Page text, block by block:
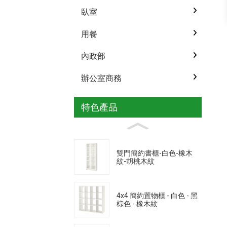
臥室
用餐
內政部
辦公室商務
特色產品
雙門簡約書櫃-白色-橡木
紋-胡桃木紋
4x4 簡約置物櫃 - 白色 - 黑
棕色 - 橡木紋